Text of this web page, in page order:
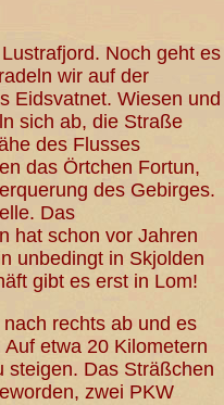
Noch geht es
wir auf der
Eidsvatnet. Wiesen und
sich ab, die Straße
des Flusses
das Örtchen Fortun,
des Gebirges.
Das
hat schon vor Jahren
unbedingt in Skjolden
gibt es erst in Lom!
rechts ab und es
etwa 20 Kilometern
steigen. Das Sträßchen
zwei PKW